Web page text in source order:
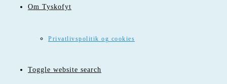
Om Tyskofyt
Privatlivspolitik og cookies
Toggle website search